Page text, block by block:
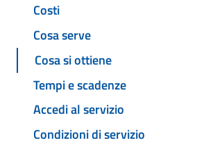
Costi
Cosa serve
Cosa si ottiene
Tempi e scadenze
Accedi al servizio
Condizioni di servizio